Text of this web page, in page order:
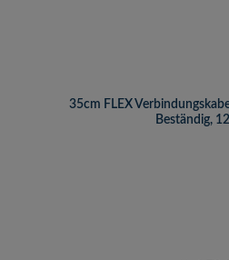
35cm FLEX
Beständig,